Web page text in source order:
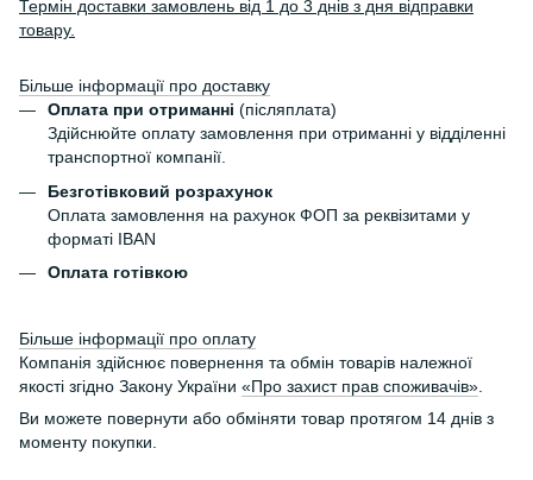
Термін доставки замовлень від 1 до 3 днів з дня відправки
товару.
Більше інформації про доставку
Оплата при отриманні (післяплата)
Здійснюйте оплату замовлення при отриманні у відділенні
транспортної компанії.
Безготівковий розрахунок
Оплата замовлення на рахунок ФОП за реквізитами у
форматі IBAN
Оплата готівкою
Більше інформації про оплату
Компанія здійснює повернення та обмін товарів належної
якості згідно Закону України «Про захист прав споживачів»
Ви можете повернути або обміняти товар протягом 14 днів з
моменту покупки.